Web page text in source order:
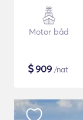
Motor båd
$909 /nat